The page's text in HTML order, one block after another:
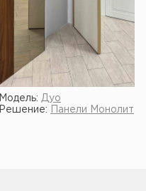
Модель: Дуо
Решение:
Панели Монолит